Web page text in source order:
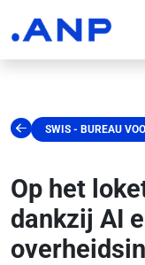
SWIS - BUREAU
Op het
dankzij AI